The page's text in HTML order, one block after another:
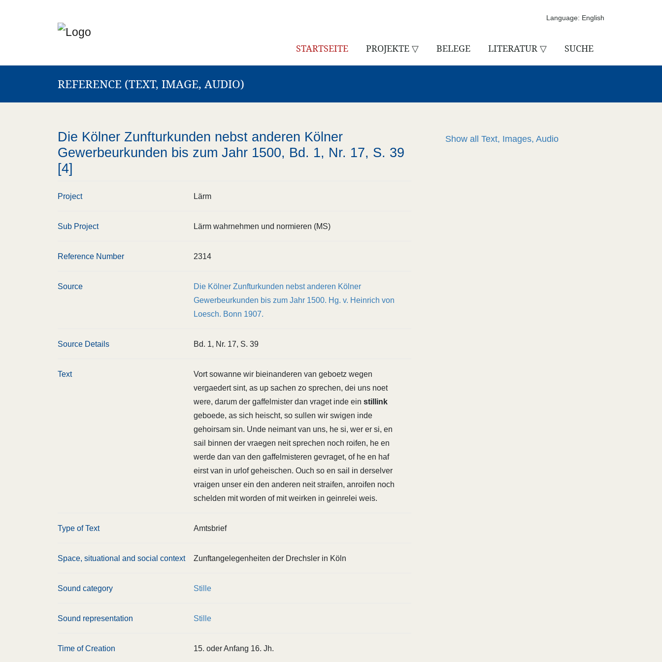
Language: English
STARTSEITE PROJEKTE ▽ BELEGE LITERATUR ▽ SUCHE
REFERENCE (TEXT, IMAGE, AUDIO)
Die Kölner Zunfturkunden nebst anderen Kölner
Gewerbeurkunden bis zum Jahr 1500, Bd. 1, Nr. 17, S. 39
[4]
Project Lärm
Sub Project Lärm wahrnehmen und normieren (MS)
Reference Number 2314
Source
Die Kölner Zunfturkunden nebst anderen Kölner
Gewerbeurkunden bis zum Jahr 1500. Hg. v. Heinrich von
Loesch. Bonn 1907.
Source Details Bd. 1, Nr. 17, S. 39
Text
Vort sowanne wir bieinanderen van geboetz wegen
vergaedert sint, as up sachen zo sprechen, dei uns noet
were, darum der gaffelmister dan vraget inde ein stillink
geboede, as sich heischt, so sullen wir swigen inde
gehoirsam sin. Unde neimant van uns, he si, wer er si, en
sail binnen der vraegen neit sprechen noch roifen, he en
werde dan van den gaffelmisteren gevraget, of he en haf
eirst van in urlof geheischen. Ouch so en sail in derselver
vraigen unser ein den anderen neit straifen, anroifen noch
schelden mit worden of mit weirken in geinrelei weis.
Type of Text Amtsbrief
Space, situational and social context Zunftangelegenheiten der Drechsler in Köln
Sound category Stille
Sound representation Stille
Time of Creation 15. oder Anfang 16. Jh.
Show all Text, Images, Audio